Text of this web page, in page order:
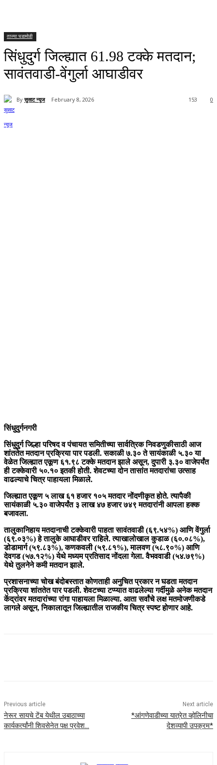
ताज्या घडामोडी
सिंधुदुर्ग जिल्ह्यात 61.98 टक्के मतदान;
सावंतवाडी-वेंगुर्ला आघाडीवर
By सुसाट न्यूज February 8, 2026 0
153
सिंधुदुर्गनगरी
सिंधुदुर्ग जिल्हा परिषद व पंचायत समितीच्या सार्वत्रिक निवडणुकीसाठी आज
शांततेत मतदान प्रक्रिया पार पडली. सकाळी ७.३० ते सायंकाळी ५.३० या
वेळेत जिल्ह्यात एकूण ६१.९८ टक्के मतदान झाले असून, दुपारी ३.३० वाजेपर्यंत
ही टक्केवारी ५०.१० इतकी होती. शेवटच्या दोन तासांत मतदारांचा उत्साह
वाढल्याचे चित्र पाहायला मिळाले.
जिल्ह्यात एकूण ५ लाख ६१ हजार १०५ मतदार नोंदणीकृत होते. त्यापैकी
सायंकाळी ५.३० वाजेपर्यंत ३ लाख ४७ हजार ७४९ मतदारांनी आपला हक्क
बजावला.
तालुकानिहाय मतदानाची टक्केवारी पाहता सावंतवाडी (६९.५४%) आणि वेंगुर्ला
(६९.०३%) हे तालुके आघाडीवर राहिले. त्याखालोखाल कुडाळ (६०.०८%),
डोडामार्ग (५९.८३%), कणकवली (५९.८१%), मालवण (५८.९०%) आणि
देवगड (५७.१२%) येथे मध्यम प्रतिसाद नोंदला गेला. वैभववाडी (५४.७९%)
येथे तुलनेने कमी मतदान झाले.
प्रशासनाच्या चोख बंदोबस्तात कोणताही अनुचित प्रकार न घडता मतदान
प्रक्रिया शांततेत पार पडली. शेवटच्या टप्प्यात वाढलेल्या गर्दीमुळे अनेक मतदान
केंद्रांवर मतदारांच्या रांगा पाहायला मिळाल्या. आता सर्वांचे लक्ष मतमोजणीकडे
लागले असून, निकालातून जिल्ह्यातील राजकीय चित्र स्पष्ट होणार आहे.
Previous article
नेरूर सायचे टेंब येथील उबाठाच्या
कार्यकर्त्यांनी शिवसेनेत पक्ष प्रवेश…
Next article
*आंगणेवाडीच्या यात्रेत व्होलिनीचा
देशव्यापी उपक्रम*